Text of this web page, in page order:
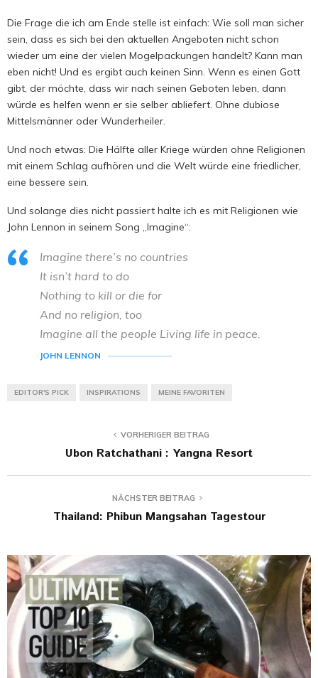
Die Frage die ich am Ende stelle ist einfach: Wie soll man sicher
sein, dass es sich bei den aktuellen Angeboten nicht schon
wieder um eine der vielen Mogelpackungen handelt? Kann man
eben nicht! Und es ergibt auch keinen Sinn. Wenn es einen Gott
gibt, der möchte, dass wir nach seinen Geboten leben, dann
würde es helfen wenn er sie selber abliefert. Ohne dubiose
Mittelsmänner oder Wunderheiler.
Und noch etwas: Die Hälfte aller Kriege würden ohne Religionen
mit einem Schlag aufhören und die Welt würde eine friedlicher,
eine bessere sein.
Und solange dies nicht passiert halte ich es mit Religionen wie
John Lennon in seinem Song „Imagine“:
Imagine there’s no countries
It isn’t hard to do
Nothing to kill or die for
And no religion, too
Imagine all the people Living life in peace.
JOHN LENNON
EDITOR'S PICK INSPIRATIONS MEINE FAVORITEN
VORHERIGER BEITRAG
Ubon Ratchathani : Yangna Resort
NÄCHSTER BEITRAG
Thailand: Phibun Mangsahan Tagestour